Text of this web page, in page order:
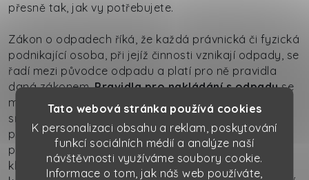
Tato webová stránka používá cookies
K personalizaci obsahu a reklam, poskytování
funkcí sociálních médií a analýze naší
návštěvnosti využíváme soubory cookie.
Informace o tom, jak náš web používáte,
přesně tak, jak vy potřebujete.
Zákon o odpadech říká, že každá právnická či fyzická
podnikající osoba, při jejíž činnosti vznikají odpady, se
řadí mezi původce odpadu a platí pro ně pravidla
daná zákonem.Pravidla pro nakládání s odpadyse
mění podle charakteru odpadu, jde-li především o
směsný komunální odpad, lze si jednoduše on-line z
pohodlí vaší kanceláře objednat svoz odpadu. Stačí
postupovat jako přinákupu v e-shopua za pár
kliknutí máte vše vyřešeno. Jste-li zákazníkem